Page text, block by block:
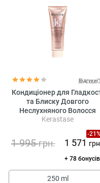
Кондиціонер для
та Блиску Довгого
Неслухняного Волосся
Kerastase Gloss Absolu
Glaze Gloss Enhancing
Conditioner
Kerastase
-
1 995грн. 1 571
+ 78 бонусів
250 ml